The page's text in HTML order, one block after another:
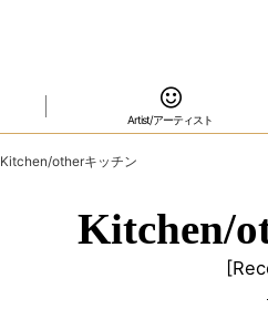
Artist/アーティスト
Kitchen/otherキッチン
Kitchen/
[